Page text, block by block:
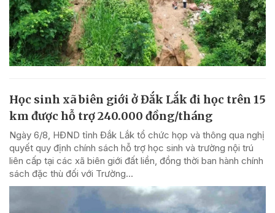
Học sinh xã biên giới ở Đắk Lắk đi học trên 15
km được hỗ trợ 240.000 đồng/tháng
Ngày 6/8, HĐND tỉnh Đắk Lắk tổ chức họp và thông qua nghị
quyết quy định chính sách hỗ trợ học sinh và trường nội trú
liên cấp tại các xã biên giới đất liền, đồng thời ban hành chính
sách đặc thù đối với Trường...